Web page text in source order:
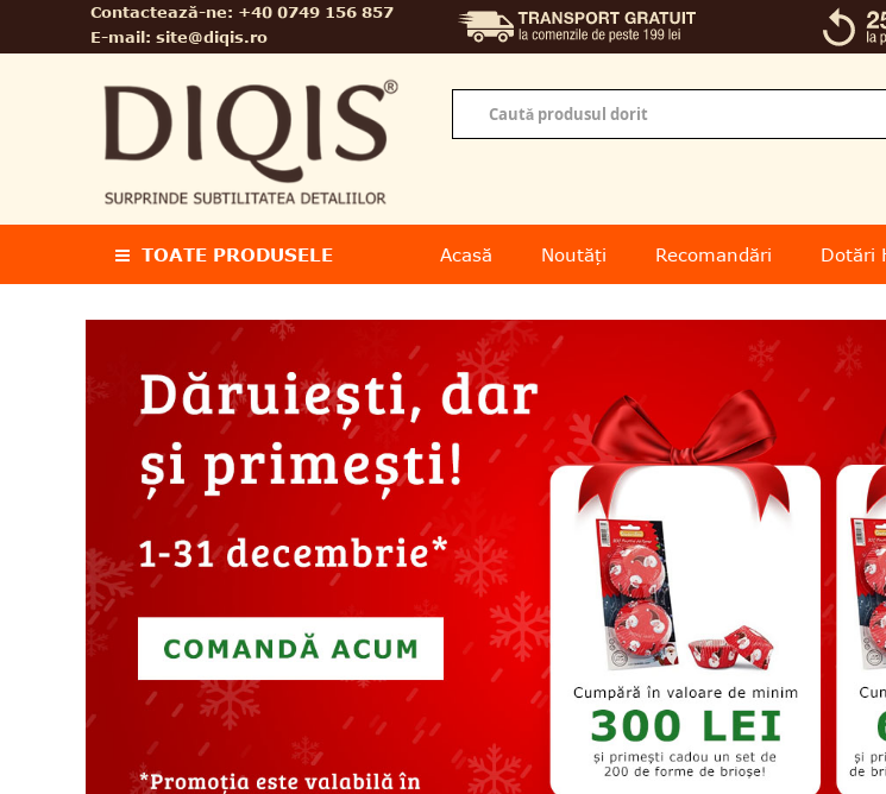
Contactează-ne: +40 0749 156 857
E-mail: site@diqis.ro
TOATE PRODUSELE Acasă Noutăți Recomandări Dotări